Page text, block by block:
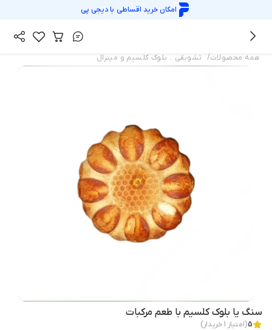
امکان خرید اقساطی بادیجی پی
همه محصولات/ تشویقی… بلوک کلسیم و مینرال
سنگ یا بلوک کلسیم با طعم مرکبات
5(امتیاز 1خریدار)